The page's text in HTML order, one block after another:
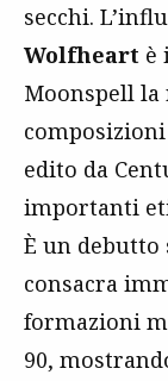
secchi.
Wolfheart è
Moonspell
edito da
importanti
È un debutto
consacra
formazioni
90,